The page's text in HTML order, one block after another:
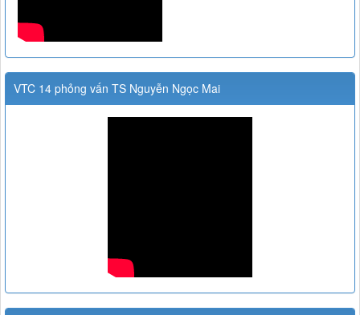
VTC 14 phỏng vấn TS Nguyễn Ngọc Mai